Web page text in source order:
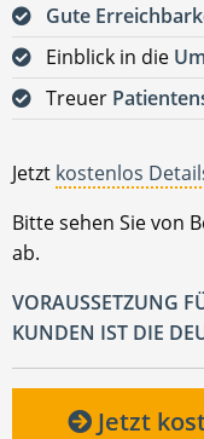
Gute
Einblick in die
Treuer
Jetzt kostenlos
Bitte sehen Sie von
ab.
VORAUSSETZUNG
KUNDEN IST DIE
Jetzt